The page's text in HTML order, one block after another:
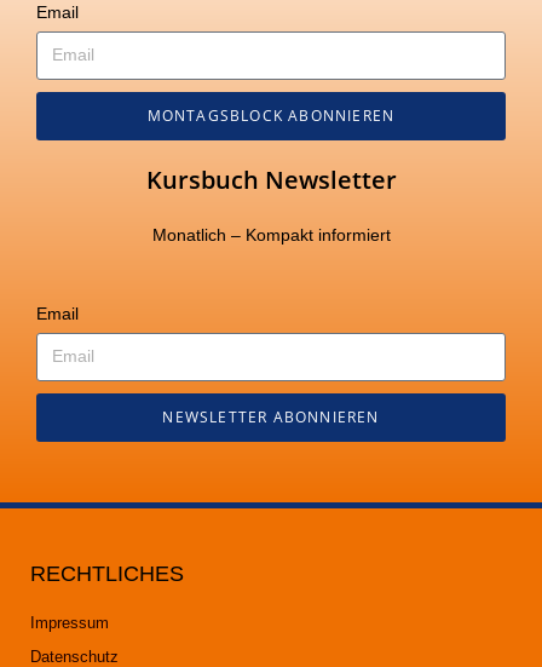
Email
MONTAGSBLOCK ABONNIEREN
Kursbuch Newsletter
Monatlich – Kompakt informiert
Email
NEWSLETTER ABONNIEREN
RECHTLICHES
Impressum
Datenschutz